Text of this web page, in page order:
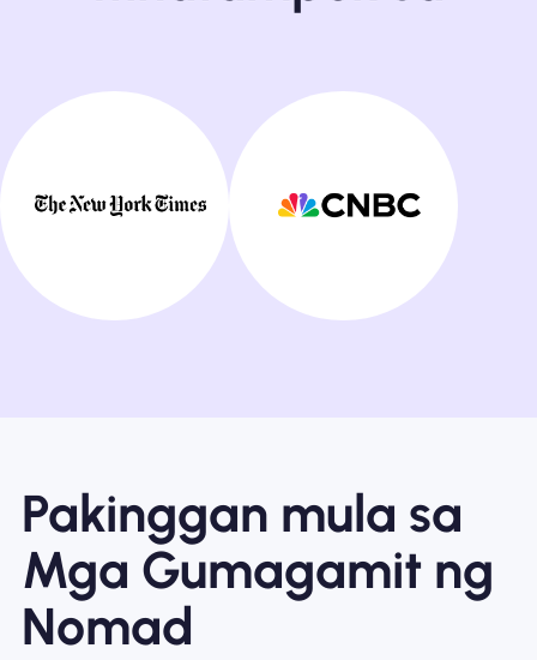
Pakinggan mula sa
Mga Gumagamit ng
Nomad